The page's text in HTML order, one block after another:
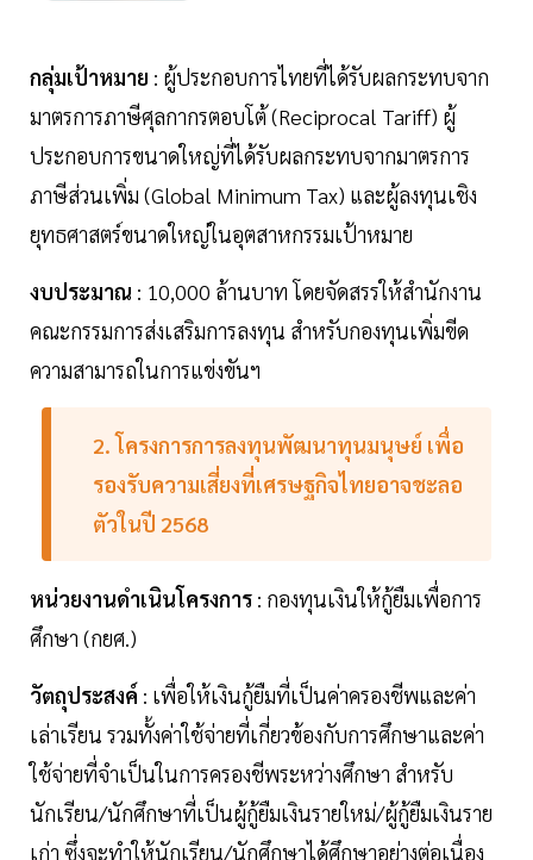
กลุ่มเป้าหมาย : ผู้ประกอบการไทยที่ได้รับผลกระทบจาก
มาตรการภาษีศุลกากรตอบโต้ (Reciprocal Tariff) ผู้
ประกอบการขนาดใหญ่ที่ได้รับผลกระทบจากมาตรการ
ภาษีส่วนเพิ่ม (Global Minimum Tax) และผู้ลงทุนเชิง
ยุทธศาสตร์ขนาดใหญ่ในอุตสาหกรรมเป้าหมาย
งบประมาณ : 10,000 ล้านบาท โดยจัดสรรให้สำนักงาน
คณะกรรมการส่งเสริมการลงทุน สำหรับกองทุนเพิ่มขีด
ความสามารถในการแข่งขันฯ
2. โครงการการลงทุนพัฒนาทุนมนุษย์ เพื่อ
รองรับความเสี่ยงที่เศรษฐกิจไทยอาจชะลอ
ตัวในปี 2568
หน่วยงานดำเนินโครงการ : กองทุนเงินให้กู้ยืมเพื่อการ
ศึกษา (กยศ.)
วัตถุประสงค์ : เพื่อให้เงินกู้ยืมที่เป็นค่าครองชีพและค่า
เล่าเรียน รวมทั้งค่าใช้จ่ายที่เกี่ยวข้องกับการศึกษาและค่า
ใช้จ่ายที่จำเป็นในการครองชีพระหว่างศึกษา สำหรับ
นักเรียน/นักศึกษาที่เป็นผู้กู้ยืมเงินรายใหม่/ผู้กู้ยืมเงินราย
เก่า ซึ่งจะทำให้นักเรียน/นักศึกษาได้ศึกษาอย่างต่อเนื่อง